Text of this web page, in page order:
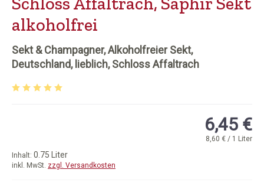
alkoholfrei
Sekt & Champagner, Alkoholfreier Sekt,
Deutschland, lieblich, Schloss Affaltrach
6,45 €
8,60 € / 1 Liter
Inhalt: 0.75 Liter
inkl. MwSt. zzgl. Versandkosten